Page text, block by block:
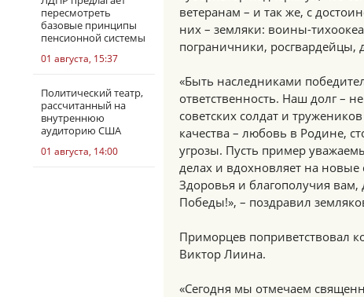
пересмотреть
базовые принципы
пенсионной системы
01 августа, 15:37
Политический театр,
рассчитанный на
внутреннюю
аудиторию США
01 августа, 14:00
ветеранам – и так же, с
них – земляки: воины-
пограничники, росгвардейцы,
«Быть наследниками
ответственность. Наш долг –
советских солдат и
качества – любовь в Родине,
угрозы. Пусть пример
делах и вдохновляет на
Здоровья и благополучия
Победы!», – поздравил
Приморцев поприветствовал
Виктор Лиина.
«Сегодня мы отмечаем